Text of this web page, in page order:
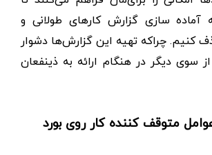
آماده سازی گزارش کارهای طولانی و
کنیم. چراکه تهیه این گزارش‌ها دشوار
سوی دیگر در هنگام ارائه به ذینفعان
متوقف کننده کار روی بورد